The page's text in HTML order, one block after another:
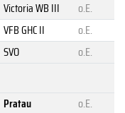
Victoria WB III
o.E.
VFB GHC II
o.E.
SVO
o.E.
Pratau
o.E.